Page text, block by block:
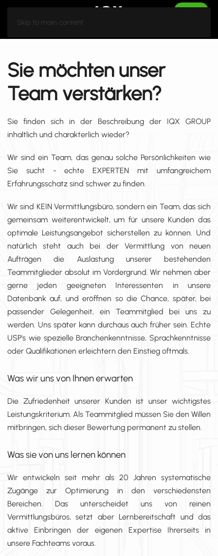
Skip to main content
Sie möchten unser
Team verstärken?
Sie finden sich in der Beschreibung der IQX GROUP
inhaltlich und charakterlich wieder?
Wir sind ein Team, das genau solche Persönlichkeiten wie
Sie sucht - echte EXPERTEN mit umfangreichem
Erfahrungsschatz sind schwer zu finden.
Wir sind KEIN Vermittlungsbüro, sondern ein Team, das sich
gemeinsam weiterentwickelt, um für unsere Kunden das
optimale Leistungsangebot sicherstellen zu können. Und
natürlich steht auch bei der Vermittlung von neuen
Aufträgen die Auslastung unserer bestehenden
Teammitglieder absolut im Vordergrund. Wir nehmen aber
gerne jeden geeigneten Interessenten in unsere
Datenbank auf, und eröffnen so die Chance, später, bei
passender Gelegenheit, ein Teammitglied bei uns zu
werden. Uns später kann durchaus auch früher sein. Echte
USP's wie spezielle Branchenkenntnisse, Sprachkenntnisse
oder Qualifikationen erleichtern den Einstieg oftmals.
Was wir uns von Ihnen erwarten
Die Zufriedenheit unserer Kunden ist unser wichtigstes
Leistungskriterium. Als Teammitglied müssen Sie den Willen
mitbringen, sich dieser Bewertung permanent zu stellen.
Was sie von uns lernen können
Wir entwickeln seit mehr als 20 Jahren systematische
Zugänge zur Optimierung in den verschiedensten
Bereichen. Das unterscheidet uns von reinen
Vermittlungsbüros, setzt aber Lernbereitschaft und das
aktive Einbringen der eigenen Expertise Ihrerseits in
unsere Fachteams voraus.